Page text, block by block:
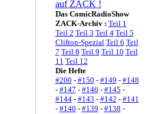
Das ComicRadioShow
ZACK-Archiv : Teil 1
Teil 2 Teil 3 Teil 4 Teil 5
Clifton-Spezial Teil 6 Teil
7 Teil 8 Teil 9 Teil 10 Teil
11 Teil 12
Die Hefte
#200 - #150 - #149 - #148
- #147 - #146 - #145 -
#144- #143 - #142 - #141
- #140 - #139 - #138 -